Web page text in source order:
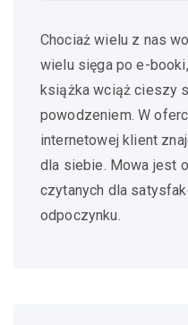
Chociaż wielu z nas
wielu sięga po e-
książka wciąż cieszy
powodzeniem. W
internetowej klient
dla siebie. Mowa jest
czytanych dla
odpoczynku.